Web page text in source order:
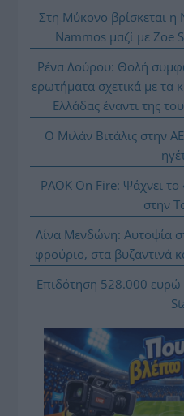
Στη Μύκονο βρίσκεται η
Nammos μαζί με Zoe
Ρένα Δούρου: Θολή
ερωτήματα σχετικά με τα
Ελλάδας έναντι της
Ο Μιλάν Βιτάλις στην
PAOK On Fire: Ψάχνει
στην
Λίνα Μενδώνη: Αυτοψία
φρούριο, στα βυζαντινά
Επιδότηση 528.000 ευρώ